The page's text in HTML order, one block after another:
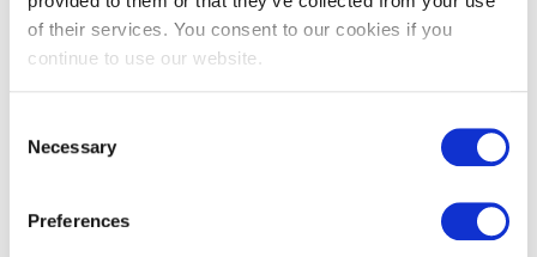
of their services. You consent to our cookies if you
continue to use our website.
Selection
Necessary
Preferences
L’écoute permet d’identifier :
des signaux faibles.
5. Co‑construire la suite